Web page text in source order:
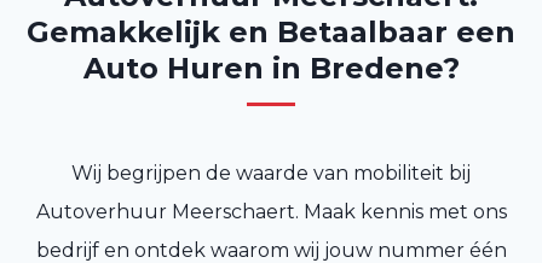
Gemakkelijk en Betaalbaar een
Auto Huren in Bredene?
Wij begrijpen de waarde van mobiliteit bij
Autoverhuur Meerschaert. Maak kennis met ons
bedrijf en ontdek waarom wij jouw nummer één